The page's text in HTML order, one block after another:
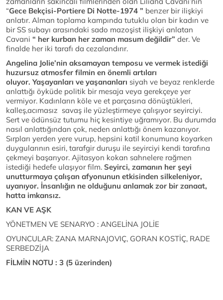
“Gece Bekçisi-Portiere Di Notte-1974 ” benzer bir ilişkiyi
anlatır. Alman toplama kampında tutuklu olan bir kadın ve
bir SS subayı arasındaki sado mazoşist ilişkiyi anlatan
Cavani “ her kurban her zaman masum değildir” der. Ve
finalde her iki tarafı da cezalandırır.
Angelina Jolie’nin aksamayan temposu ve vermek istediği
huzursuz atmosfer filmin en önemli artıları
oluyor. Yaşayanları ve yaşananları siyah ve beyaz renklerde
anlattığı öyküde politik bir mesaja veya gerekçeye yer
vermiyor. Kadınların köle ve et parçasına dönüştükleri,
kalleş,acımasız savaş ile yüzleştirmeye çalışıyor seyirciyi.
Sert ve ödünsüz tutumu hiç kesintiye uğramıyor. Bu durumda
nasıl anlattığından çok, neden anlattığı önem kazanıyor.
Sırpları yerden yere vurup, hepsini katil konumuna koyarken
duygularının esiri, tarafgir duruşu ile seyirciyi kendi tarafına
çekmeyi başarıyor. Ajitasyon kokan sahnelere rağmen
istediği hedefe ulaşıyor film. Seyirci, zamanın her şeyi
unutturmaya çalışan afyonunun etkisinden silkeleniyor,
uyanıyor. İnsanlığın ne olduğunu anlamak zor bir zanaat,
hatta imkansız.
KAN VE AŞK
YÖNETMEN VE SENARYO : ANGELİNA JOLİE
OYUNCULAR: ZANA MARNAJOVIÇ, GORAN KOSTİÇ, RADE
SERBEDZİJA
FİLMİN NOTU : 3 (5 üzerinden)